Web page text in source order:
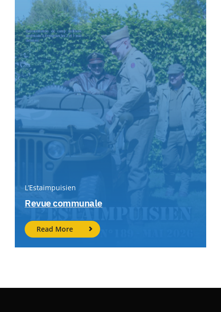
L’Estaimpuisien
Revue communale
Read More